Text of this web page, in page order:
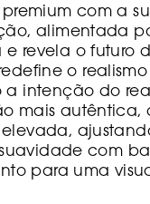
com a
alimentada
revela o futuro
o
intenção do
mais
com
para uma